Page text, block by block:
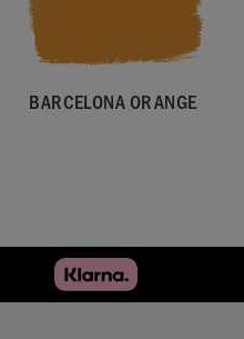
BARCELONA ORANGE